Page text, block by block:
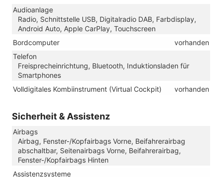
Audioanlage
Radio, Schnittstelle USB, Digitalradio DAB, Farbdisplay,
Android Auto, Apple CarPlay, Touchscreen
Bordcomputer
vorhanden
Telefon
Freisprecheinrichtung, Bluetooth, Induktionsladen für
Smartphones
Volldigitales Kombiinstrument (Virtual Cockpit)
vorhanden
Sicherheit & Assistenz
Airbags
Airbag, Fenster-/Kopfairbags Vorne, Beifahrerairbag
abschaltbar, Seitenairbags Vorne, Beifahrerairbag,
Fenster-/Kopfairbags Hinten
Assistenzsysteme